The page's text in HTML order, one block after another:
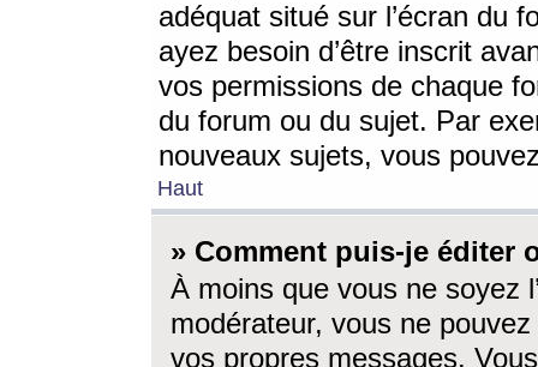
adéquat situé sur l’écran du
ayez besoin d’être inscrit
vos permissions de chaque
du forum ou du sujet. Par
nouveaux sujets, vous
Haut
» Comment puis-je éditer
À moins que vous ne soyez
modérateur, vous ne
vos propres messages.